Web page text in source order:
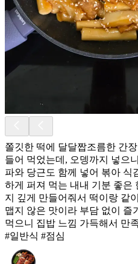
쫄깃한 떡에 달달짭조름한 간
들어 먹었는데, 오뎅까지 넣으
파와 당근도 함께 넣어 볶아 식
하게 퍼져 먹는 내내 기분 좋은
지 깊게 만들어줘서 떡이랑 같
맵지 않은 맛이라 부담 없이 즐
먹으니 집밥 느낌 가득해서 만
#일반식 #점심